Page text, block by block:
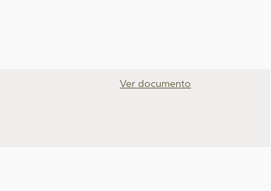
Ver documento